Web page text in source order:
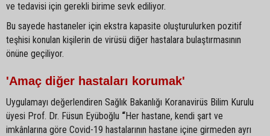
ve tedavisi için gerekli birime sevk ediliyor.
Bu sayede hastaneler için ekstra kapasite oluşturulurken pozitif
teşhisi konulan kişilerin de virüsü diğer hastalara bulaştırmasının
önüne geçiliyor.
'Amaç diğer hastaları korumak'
Uygulamayı değerlendiren Sağlık Bakanlığı Koranavirüs Bilim Kurulu
üyesi Prof. Dr. Füsun Eyüboğlu “Her hastane, kendi şart ve
imkânlarına göre Covid-19 hastalarının hastane içine girmeden ayrı